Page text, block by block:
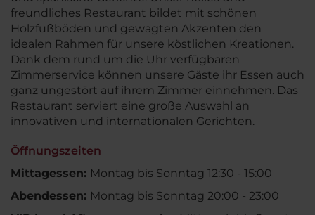
freundliches Restaurant bildet mit schönen
Holzfußböden und gewagten Akzenten den
idealen Rahmen für unsere köstlichen Kreationen.
Dank dem rund um die Uhr verfügbaren
Zimmerservice können unsere Gäste ihr Essen auch
ganz ungestört auf ihrem Zimmer einnehmen. Das
Restaurant serviert eine große Auswahl an
innovativen und internationalen Gerichten.
Öffnungszeiten
Mittagessen: Montag bis Sonntag 12:30 - 15:00
Abendessen: Montag bis Sonntag 20:00 - 23:00